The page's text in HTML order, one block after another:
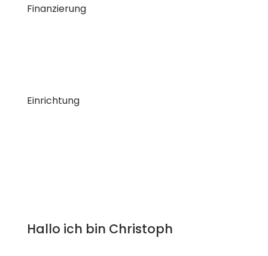
Finanzierung
Einrichtung
Hallo ich bin Christoph